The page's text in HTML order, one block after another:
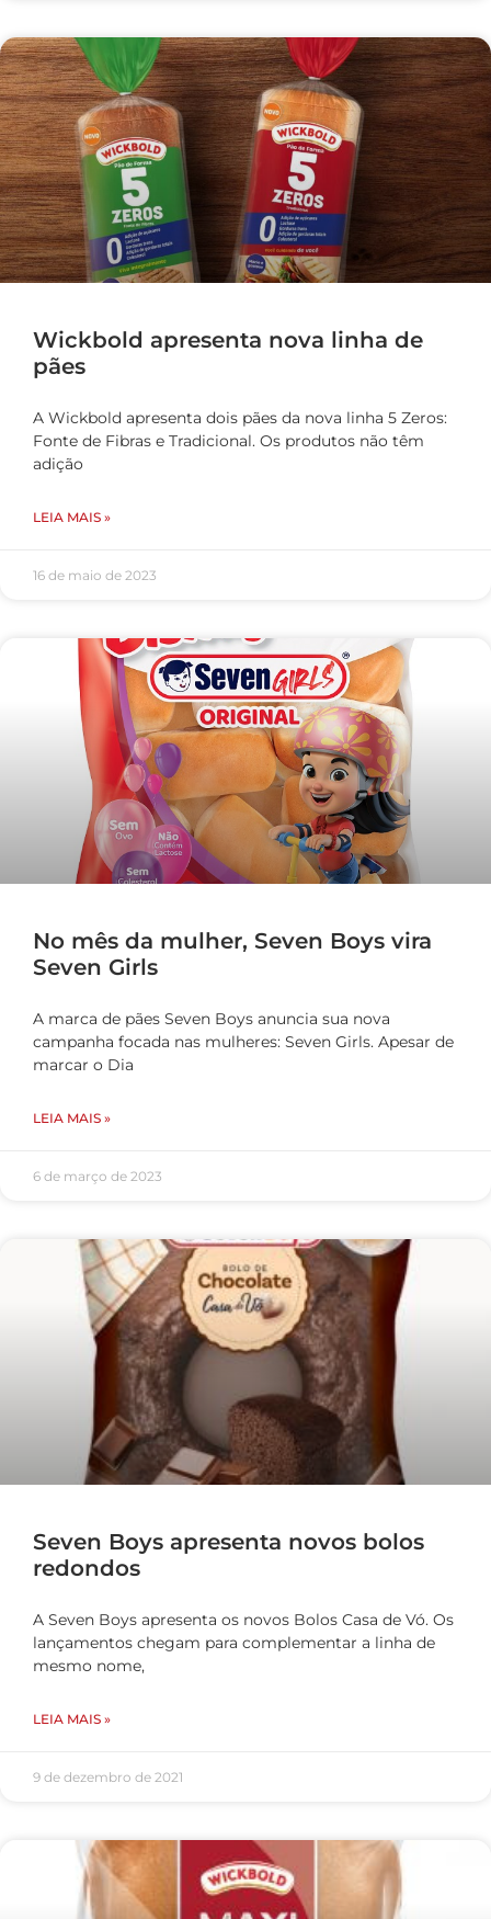
Wickbold apresenta nova linha de
pães
A Wickbold apresenta dois pães da nova linha 5 Zeros:
Fonte de Fibras e Tradicional. Os produtos não têm
adição
LEIA MAIS »
16 de maio de 2023
No mês da mulher, Seven Boys vira
Seven Girls
A marca de pães Seven Boys anuncia sua nova
campanha focada nas mulheres: Seven Girls. Apesar de
marcar o Dia
LEIA MAIS »
6 de março de 2023
Seven Boys apresenta novos bolos
redondos
A Seven Boys apresenta os novos Bolos Casa de Vó. Os
lançamentos chegam para complementar a linha de
mesmo nome,
LEIA MAIS »
9 de dezembro de 2021